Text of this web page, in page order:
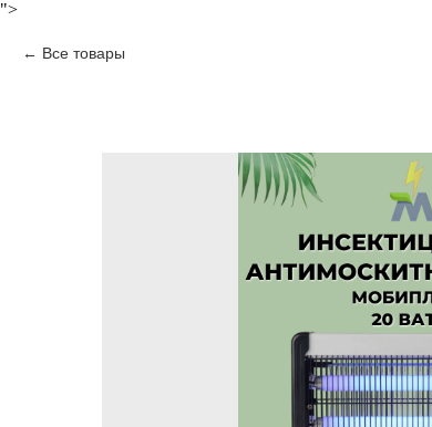
">
Все товары